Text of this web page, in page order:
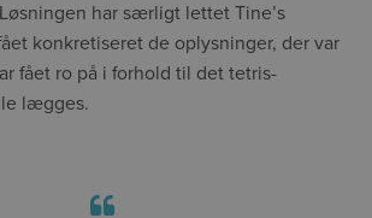
har særligt lettet Tine’s
konkretiseret de oplysninger, der var
fået ro på i forhold til det tetris-
lægges.